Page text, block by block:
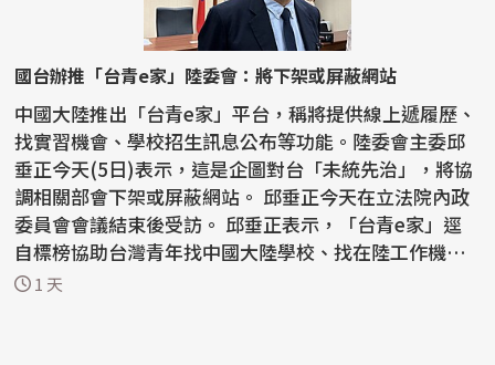
國台辦推「台青e家」陸委會：將下架或屏蔽網站
中國大陸推出「台青e家」平台，稱將提供線上遞履歷、
找實習機會、學校招生訊息公布等功能。陸委會主委邱
垂正今天(5日)表示，這是企圖對台「未統先治」，將協
調相關部會下架或屏蔽網站。 邱垂正今天在立法院內政
委員會會議結束後受訪。 邱垂正表示，「台青e家」逕
自標榜協助台灣青年找中國大陸學校、找在陸工作機
會...1 天